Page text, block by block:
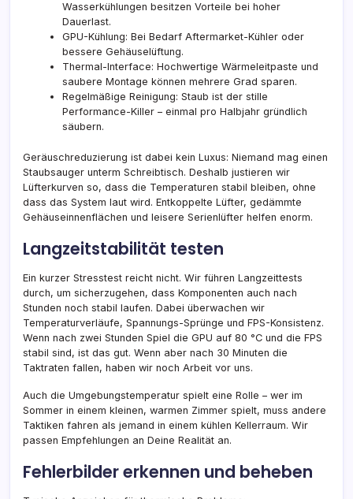
Wasserkühlungen besitzen Vorteile bei hoher
Dauerlast.
GPU-Kühlung: Bei Bedarf Aftermarket-Kühler oder
bessere Gehäuselüftung.
Thermal-Interface: Hochwertige Wärmeleitpaste und
saubere Montage können mehrere Grad sparen.
Regelmäßige Reinigung: Staub ist der stille
Performance-Killer – einmal pro Halbjahr gründlich
säubern.
Geräuschreduzierung ist dabei kein Luxus: Niemand mag einen
Staubsauger unterm Schreibtisch. Deshalb justieren wir
Lüfterkurven so, dass die Temperaturen stabil bleiben, ohne
dass das System laut wird. Entkoppelte Lüfter, gedämmte
Gehäuseinnenflächen und leisere Serienlüfter helfen enorm.
Langzeitstabilität testen
Ein kurzer Stresstest reicht nicht. Wir führen Langzeittests
durch, um sicherzugehen, dass Komponenten auch nach
Stunden noch stabil laufen. Dabei überwachen wir
Temperaturverläufe, Spannungs-Sprünge und FPS-Konsistenz.
Wenn nach zwei Stunden Spiel die GPU auf 80 °C und die FPS
stabil sind, ist das gut. Wenn aber nach 30 Minuten die
Taktraten fallen, haben wir noch Arbeit vor uns.
Auch die Umgebungstemperatur spielt eine Rolle – wer im
Sommer in einem kleinen, warmen Zimmer spielt, muss andere
Taktiken fahren als jemand in einem kühlen Kellerraum. Wir
passen Empfehlungen an Deine Realität an.
Fehlerbilder erkennen und beheben